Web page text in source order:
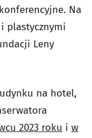
Na
plastycznymi
Leny
na hotel,
2023 roku i w